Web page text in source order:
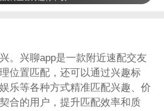
。兴聊app是一款附近速配交友
位置匹配，还可以通过兴趣标
乐等各种方式精准匹配兴趣、价
合的用户，提升匹配效率和质